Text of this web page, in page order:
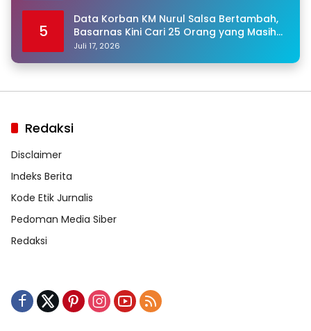
5
Data Korban KM Nurul Salsa Bertambah,
Basarnas Kini Cari 25 Orang yang Masih
Hilang
Juli 17, 2026
Redaksi
Disclaimer
Indeks Berita
Kode Etik Jurnalis
Pedoman Media Siber
Redaksi